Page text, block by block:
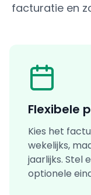
facturatie en
Flexibele
Kies het
wekelijks,
jaarlijks. Stel
optionele